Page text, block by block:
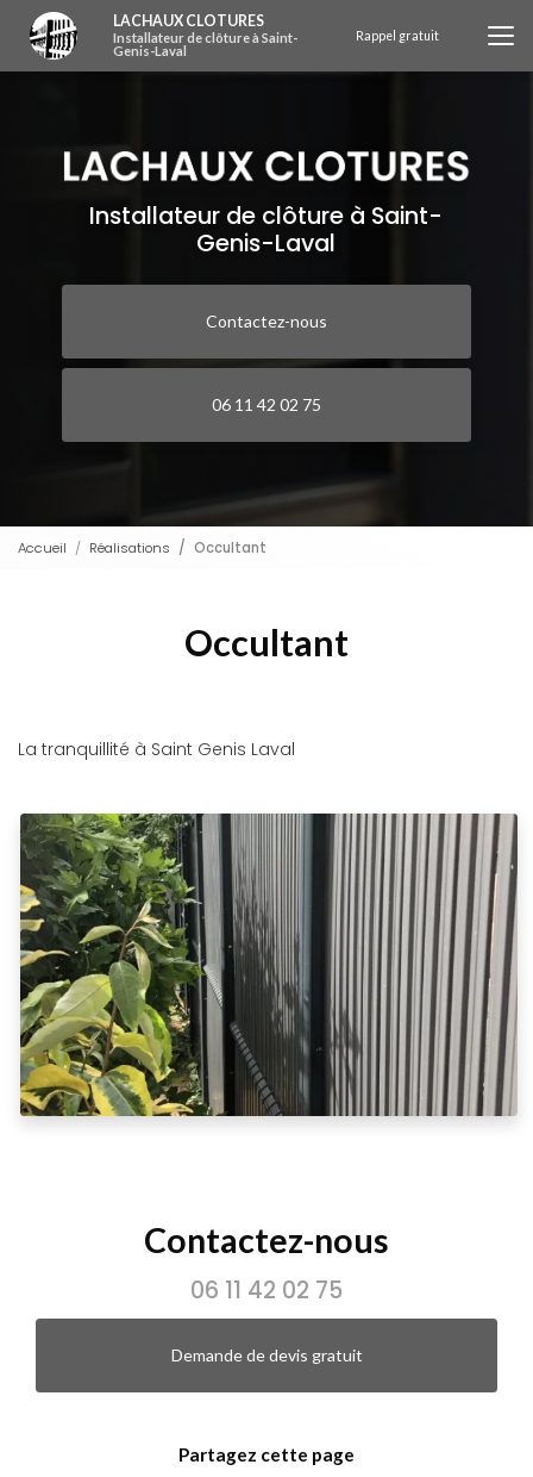
contenu
principal
LACHAUX CLOTURES
Installateur de clôture à Saint-
Genis-Laval
Rappel gratuit
Installateur de clôture à Saint-
Genis-Laval
Contactez-nous
06 11 42 02 75
Accueil Réalisations Occultant
Occultant
La tranquillité à Saint Genis Laval
Contactez-nous
06 11 42 02 75
Demande de devis gratuit
Partagez cette page